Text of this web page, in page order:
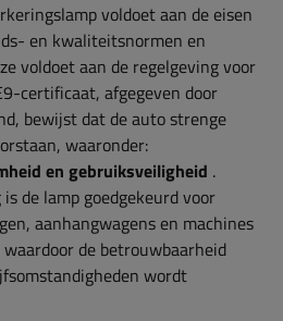
voldoet aan de eisen
en kwaliteitsnormen en
voldoet aan de regelgeving voor
certificaat, afgegeven door
bewijst dat de auto strenge
waaronder:
en gebruiksveiligheid .
de lamp goedgekeurd voor
aanhangwagens en machines
de betrouwbaarheid
wordt